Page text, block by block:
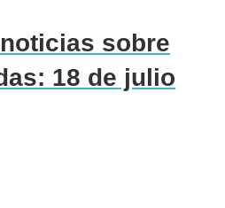
sobre
18 de julio